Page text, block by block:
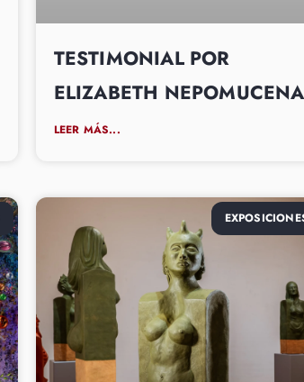
TESTIMONIAL POR
ELIZABETH NEPOMUCENA
LEER MÁS...